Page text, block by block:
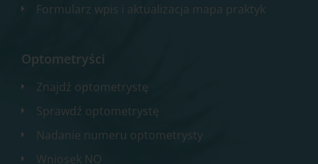
Formularz wpis i aktualizacja mapa praktyk
Optometryści
Znajdź optometrystę
Sprawdź optometrystę
Nadanie numeru optometrysty
Wniosek NO